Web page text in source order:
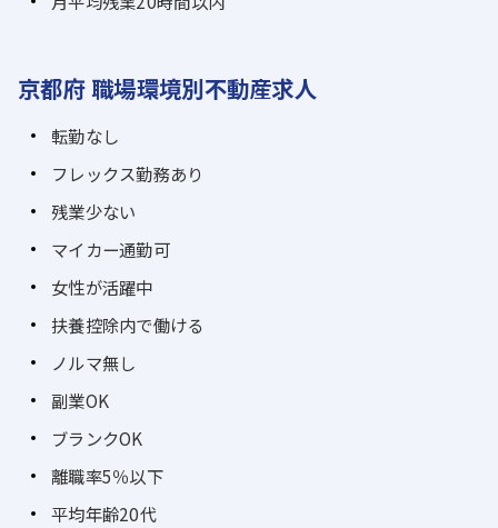
京都府 職場環境別不動産求人
転勤なし
フレックス勤務あり
残業少ない
マイカー通勤可
女性が活躍中
扶養控除内で働ける
ノルマ無し
副業OK
ブランクOK
離職率5％以下
平均年齢20代